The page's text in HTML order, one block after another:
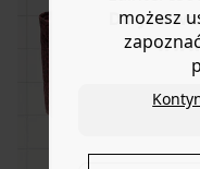
Do you
możesz